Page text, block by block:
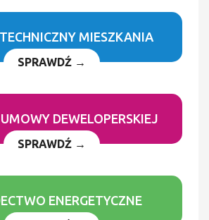
MIESZKANIA
SPRAWDŹ →
DEWELOPERSKIEJ
SPRAWDŹ →
ENERGETYCZNE